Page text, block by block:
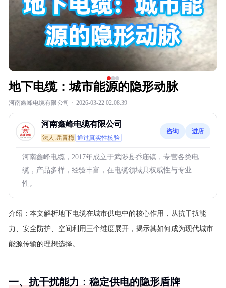
地下电缆：城市能源的隐形动脉
河南鑫峰电缆有限公司 · 2026-03-22 02:08:39
河南鑫峰电缆有限公司
法人:岳青梅 通过真实性核验
咨询 进店
河南鑫峰电缆，2017年成立于武陟县乔庙镇，专营各类电
缆，产品多样，经验丰富，在电缆领域具权威性与专业
性。
介绍： 本文解析地下电缆在城市供电中的核心作用，从抗干扰能
力、安全防护、空间利用三个维度展开，揭示其如何成为现代城市
能源传输的理想选择。
一、抗干扰能力：稳定供电的隐形盾牌